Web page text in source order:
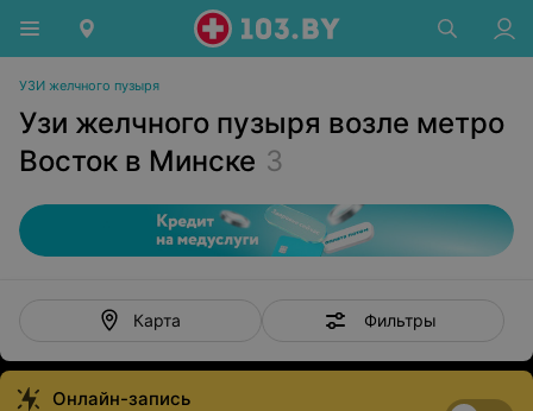
УЗИ желчного пузыря
Узи желчного пузыря возле метро
Восток в Минске 3
Карта Фильтры
Онлайн-запись